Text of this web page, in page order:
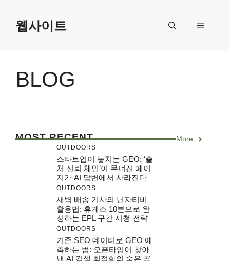
content웹사이트 Menu
BLOG
MOST RECENT More
OUTDOORS
스타트업이 놓치는 GEO: ‘출
처 신뢰 체인’이 무너진 페이
지가 AI 답변에서 사라진다
OUTDOORS
새벽 배송 기사의 닌자티비
활용법: 휴게소 10분으로 완
성하는 EPL 구간 시청 전략
OUTDOORS
기존 SEO 데이터로 GEO 예
측하는 법: 오픈타임이 찾아
낸 AI 검색 최적화의 숨은 공